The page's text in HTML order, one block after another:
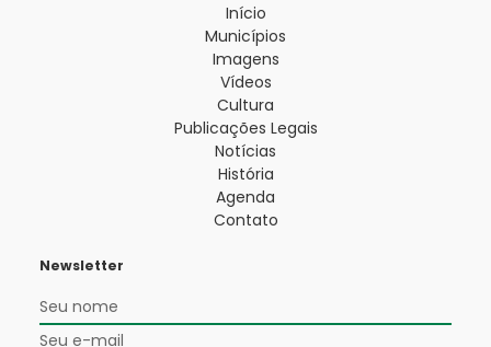
Início
Municípios
Imagens
Vídeos
Cultura
Publicações Legais
Notícias
História
Agenda
Contato
Newsletter